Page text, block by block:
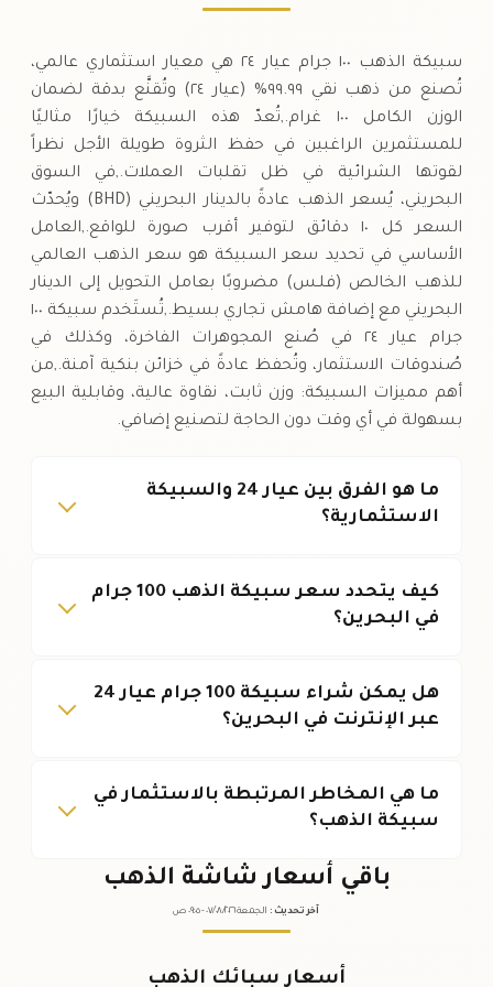
سبيكة الذهب ١٠٠ جرام عيار ٢٤ هي معيار استثماري عالمي،
تُصنع من ذهب نقي ٩٩.٩٩% (عيار ٢٤) وتُقنَّع بدقة لضمان
الوزن الكامل ١٠٠ غرام.,تُعدّ هذه السبيكة خيارًا مثاليًا
للمستثمرين الراغبين في حفظ الثروة طويلة الأجل نظراً
لقوتها الشرائية في ظل تقلبات العملات.,في السوق
البحريني، يُسعر الذهب عادةً بالدينار البحريني (BHD) ويُحدّث
السعر كل ١٠ دقائق لتوفير أقرب صورة للواقع.,العامل
الأساسي في تحديد سعر السبيكة هو سعر الذهب العالمي
للذهب الخالص (فلـس) مضروبًا بعامل التحويل إلى الدينار
البحريني مع إضافة هامش تجاري بسيط.,تُستَخدم سبيكة ١٠٠
جرام عيار ٢٤ في صُنع المجوهرات الفاخرة، وكذلك في
صُندوقات الاستثمار، وتُحفظ عادةً في خزائن بنكية آمنة.,من
أهم مميزات السبيكة: وزن ثابت، نقاوة عالية، وقابلية البيع
بسهولة في أي وقت دون الحاجة لتصنيع إضافي.
ما هو الفرق بين عيار 24 والسبيكة
الاستثمارية؟
كيف يتحدد سعر سبيكة الذهب 100 جرام
في البحرين؟
هل يمكن شراء سبيكة 100 جرام عيار 24
عبر الإنترنت في البحرين؟
ما هي المخاطر المرتبطة بالاستثمار في
سبيكة الذهب؟
باقي أسعار شاشة الذهب
آخر تحديث : الجمعة ٠٧ /٠٨/٢٠٢٦ - ٠٩:٠٥ ص
أسعار سبائك الذهب